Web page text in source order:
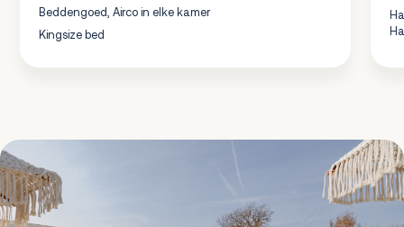
Beddengoed, Airco in elke kamer
Kingsize bed